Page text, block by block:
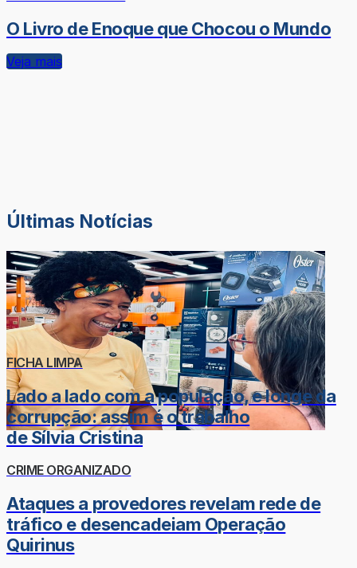
O Livro de Enoque que Chocou o Mundo
Veja mais
Últimas Notícias
FICHA LIMPA
Lado a lado com a população, e longe da
corrupção: assim é o trabalho
de Sílvia Cristina
CRIME ORGANIZADO
Ataques a provedores revelam rede de
tráfico e desencadeiam Operação
Quirinus